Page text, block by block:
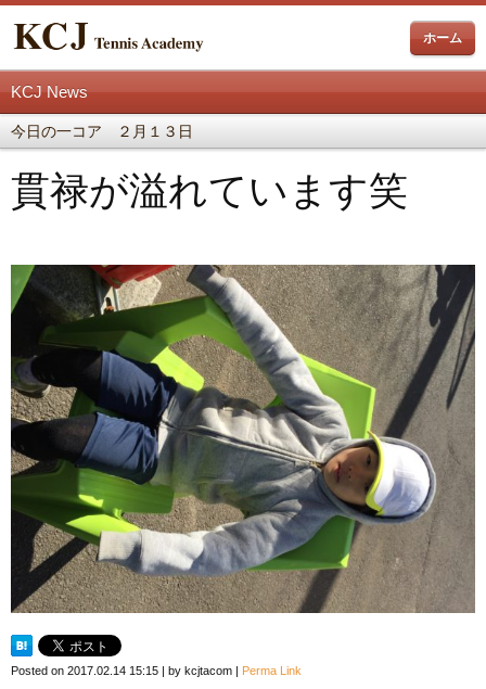
ホーム
KCJ News
今日の一コア ２月１３日
貫禄が溢れています笑
Posted on 2017.02.14 15:15 | by kcjtacom | Perma Link